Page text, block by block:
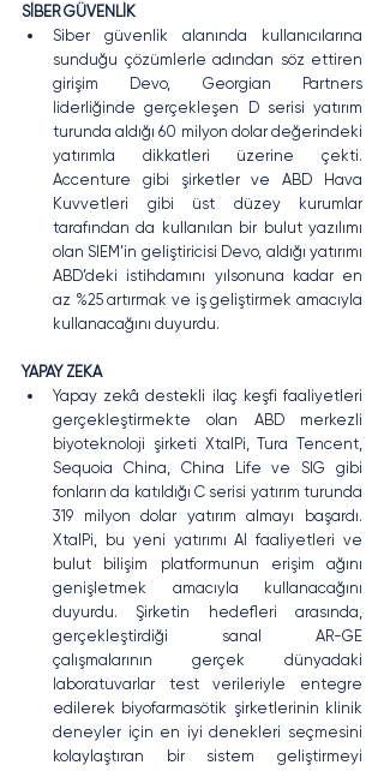
SİBER GÜVENLİK
Siber güvenlik alanında kullanıcılarına
sunduğu çözümlerle adından söz ettiren
girişim Devo, Georgian Partners
liderliğinde gerçekleşen D serisi yatırım
turunda aldığı 60 milyon dolar değerindeki
yatırımla dikkatleri üzerine çekti.
Accenture gibi şirketler ve ABD Hava
Kuvvetleri gibi üst düzey kurumlar
tarafından da kullanılan bir bulut yazılımı
olan SIEM’in geliştiricisi Devo, aldığı yatırımı
ABD’deki istihdamını yılsonuna kadar en
az %25 artırmak ve iş geliştirmek amacıyla
kullanacağını duyurdu.
YAPAY ZEKA
Yapay zekâ destekli ilaç keşfi faaliyetleri
gerçekleştirmekte olan ABD merkezli
biyoteknoloji şirketi XtalPi, Tura Tencent,
Sequoia China, China Life ve SIG gibi
fonların da katıldığı C serisi yatırım turunda
319 milyon dolar yatırım almayı başardı.
XtalPi, bu yeni yatırımı AI faaliyetleri ve
bulut bilişim platformunun erişim ağını
genişletmek amacıyla kullanacağını
duyurdu. Şirketin hedefleri arasında,
gerçekleştirdiği sanal AR-GE
çalışmalarının gerçek dünyadaki
laboratuvarlar test verileriyle entegre
edilerek biyofarmasötik şirketlerinin klinik
deneyler için en iyi denekleri seçmesini
kolaylaştıran bir sistem geliştirmeyi